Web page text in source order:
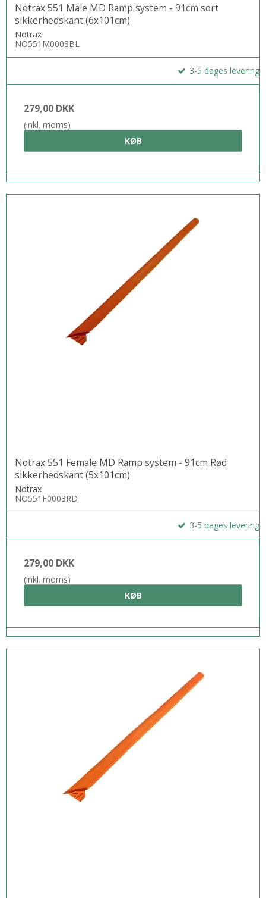
Notrax 551 Male MD Ramp system - 91cm sort
sikkerhedskant (6x101cm)
Notrax
NO551M0003BL
3-5 dages levering
279,00 DKK
(inkl. moms)
KØB
Notrax 551 Female MD Ramp system - 91cm Rød
sikkerhedskant (5x101cm)
Notrax
NO551F0003RD
3-5 dages levering
279,00 DKK
(inkl. moms)
KØB